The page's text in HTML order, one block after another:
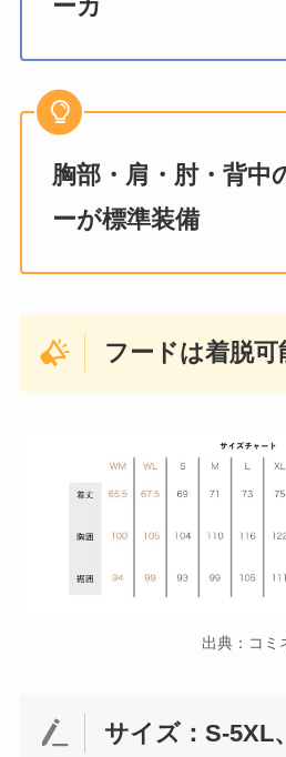
ーカ
胸部・肩・肘・背中
ーが標準装備
フードは着脱可
出典：コミ
サイズ：S-5XL